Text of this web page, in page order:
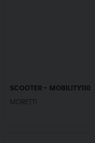
SCOOTER - MOBILITY110
MORETTI